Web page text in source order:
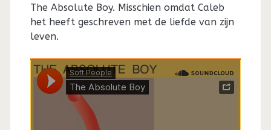
The Absolute Boy. Misschien omdat Caleb
het heeft geschreven met de liefde van zijn
leven.